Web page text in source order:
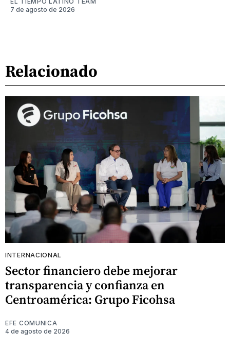
7 de agosto de 2026
Relacionado
INTERNACIONAL
Sector financiero debe mejorar
transparencia y confianza en
Centroamérica: Grupo Ficohsa
EFE COMUNICA
4 de agosto de 2026